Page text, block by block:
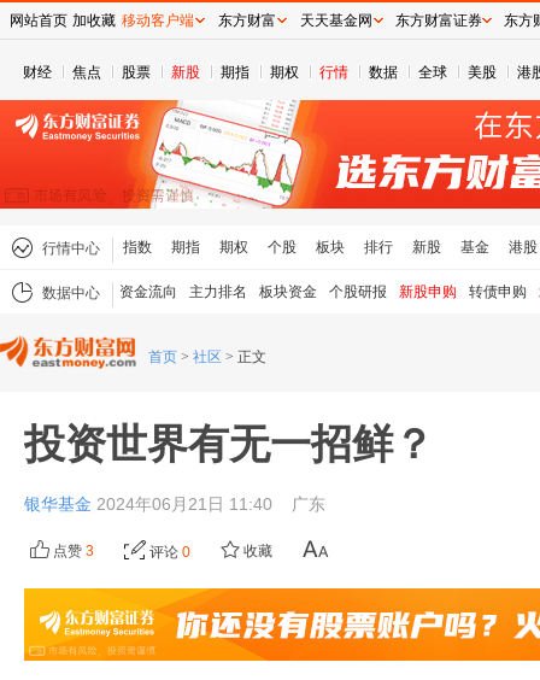
财经 焦点 股票 新股 期指 期权 行情 数据 全球 美股 港
行情中心 指数 期指 期权 个股 板块 排行 新股 基金 港股
数据中心 资金流向 主力排名 板块资金 个股研报 新股申购 转债申购
首页 > 社区 > 正文
投资世界有无一招鲜？
银华基金 2024年06月21日 11:40 广东
点赞 3 评论 0 收藏
网站首页 加收藏 移动客户端 东方财富 天天基金网 东方财富证券 东方